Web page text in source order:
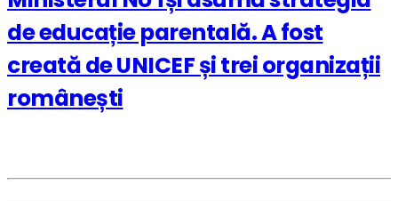
de educație parentală. A fost
creată de UNICEF și trei organizații
românești